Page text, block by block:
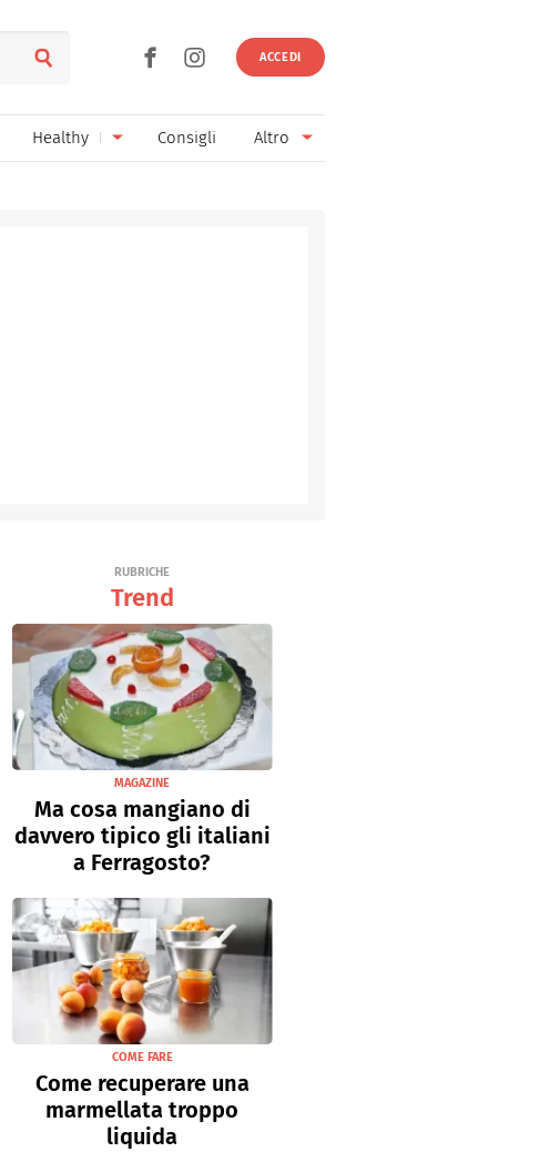
ACCEDI
Healthy Consigli Altro
RUBRICHE
Trend
MAGAZINE
Ma cosa mangiano di
davvero tipico gli italiani
a Ferragosto?
COME FARE
Come recuperare una
marmellata troppo
liquida